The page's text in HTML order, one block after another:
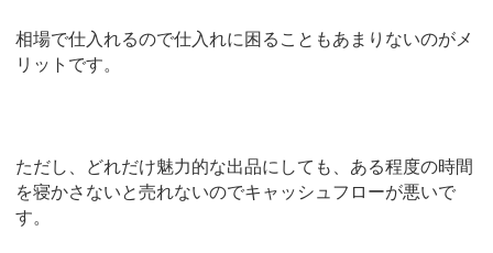
相場で仕入れるので仕入れに困ることもあまりないのがメ
リットです。
ただし、どれだけ魅力的な出品にしても、ある程度の時間
を寝かさないと売れないのでキャッシュフローが悪いで
す。